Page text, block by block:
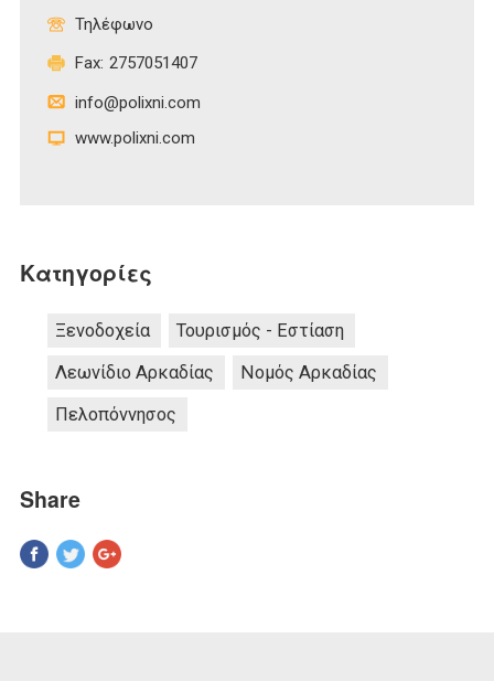
Τηλέφωνο
Fax: 2757051407
info@polixni.com
www.polixni.com
Κατηγορίες
Ξενοδοχεία
Τουρισμός - Εστίαση
Λεωνίδιο Αρκαδίας
Νομός Αρκαδίας
Πελοπόννησος
Share